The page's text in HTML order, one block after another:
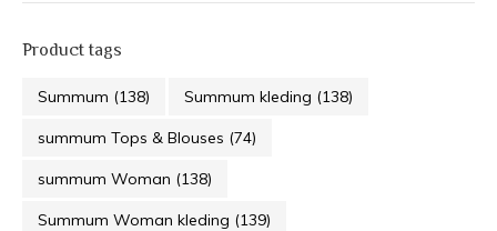
Product tags
Summum (138) Summum kleding (138)
summum Tops & Blouses (74)
summum Woman (138)
Summum Woman kleding (139)